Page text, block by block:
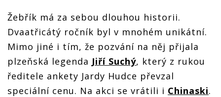
Žebřík má za sebou dlouhou historii.
Dvaatřicátý ročník byl v mnohém unikátní.
Mimo jiné i tím, že pozvání na něj přijala
plzeňská legenda Jiří Suchý, který z rukou
ředitele ankety Jardy Hudce převzal
speciální cenu. Na akci se vrátili i Chinaski.